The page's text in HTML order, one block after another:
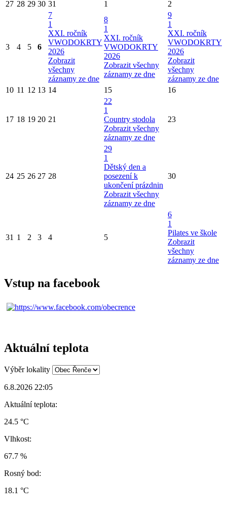
27 28 29 30 31 1 2
3 4 5 6
7
1
XXI. ročník
VWODOKRTY
2026
Zobrazit
všechny
záznamy ze dne
8
1
XXI. ročník
VWODOKRTY
2026
Zobrazit všechny
záznamy ze dne
9
1
XXI. ročník
VWODOKRTY
2026
Zobrazit
všechny
záznamy ze dne
10 11 12 13 14 15 16
17 18 19 20 21
22
1
Country stodola
Zobrazit všechny
záznamy ze dne
23
24 25 26 27 28
29
1
Dětský den a
posezení k
ukončení prázdnin
Zobrazit všechny
záznamy ze dne
30
31 1 2 3 4 5
6
1
Pilates ve škole
Zobrazit
všechny
záznamy ze dne
Vstup na facebook
Aktuální teplota
Výběr lokality
6.8.2026 22:05
Aktuální teplota:
24.5 °C
Vlhkost:
67.7 %
Rosný bod:
18.1 °C